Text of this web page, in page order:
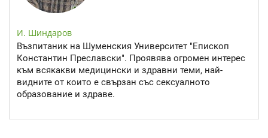
И. Шиндаров
Възпитаник на Шуменския Университет "Епископ
Константин Преславски". Проявява огромен интерес
към всякакви медицински и здравни теми, най-
видните от които е свързан със сексуалното
образование и здраве.